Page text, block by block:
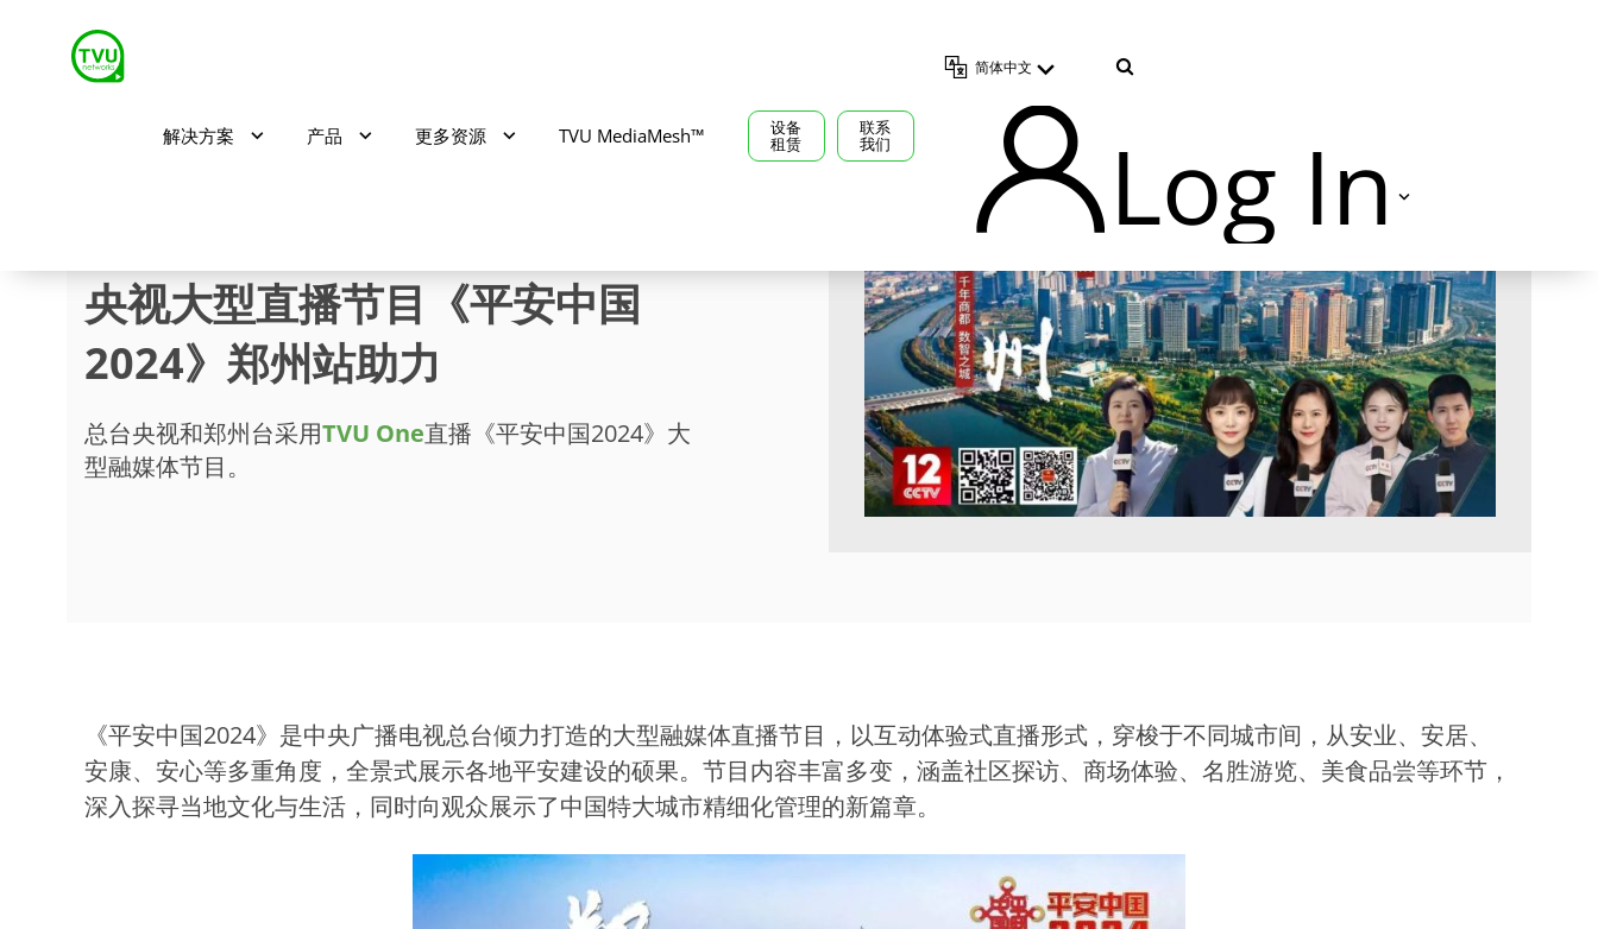
解决方案 产品 更多资源 TVU MediaMesh™ 设备
租赁
联系
我们
简体中文
Log In
TVU Producer 云导播
TVU Partyline 云互联
TVU Command Center 集中
管控系统
TVU Search 智媒体云
云解说
央视大型直播节目《平安中国
2024》郑州站助力
总台央视和郑州台采用TVU One直播《平安中国2024》大
型融媒体节目。
《平安中国2024》是中央广播电视总台倾力打造的大型融媒体直播节目，以互动体验式直播形式，穿梭于不同城市间，从安业、安居、
安康、安心等多重角度，全景式展示各地平安建设的硕果。节目内容丰富多变，涵盖社区探访、商场体验、名胜游览、美食品尝等环节，
深入探寻当地文化与生活，同时向观众展示了中国特大城市精细化管理的新篇章。